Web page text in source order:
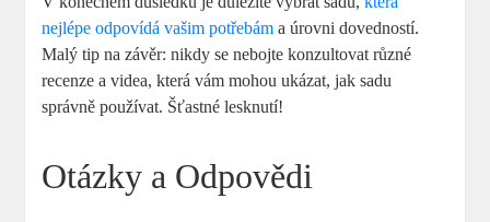
nejlépe odpovídá vašim potřebám ​a úrovni dovedností.
Malý tip na ‌závěr: nikdy se nebojte konzultovat různé
recenze a videa, která vám mohou ukázat,⁤ jak sadu
správně používat. Šťastné lesknutí!
Otázky a Odpovědi